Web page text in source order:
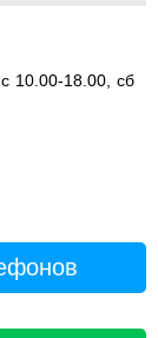
10.00-18.00, сб